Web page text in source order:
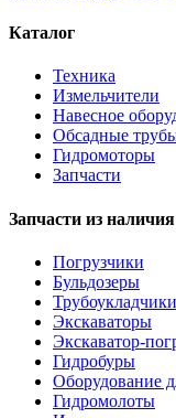
Каталог
Техника
Измельчители
Навесное
Обсадные
Гидромоторы
Запчасти
Запчасти из наличия
Погрузчики
Бульдозеры
Трубоукладчики
Экскаваторы
Экскаватор-
Гидробуры
Оборудование
Гидромолоты